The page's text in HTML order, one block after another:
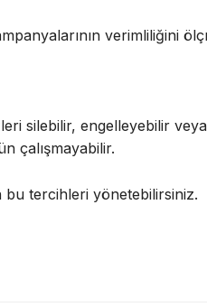
verimliliğini
silebilir, engelleyebilir veya
çalışmayabilir.
bu tercihleri yönetebilirsiniz.